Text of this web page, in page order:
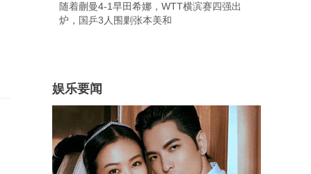
随着蒯曼4-1早田希娜，WTT横滨赛四强出
炉，国乒3人围剿张本美和
娱乐要闻